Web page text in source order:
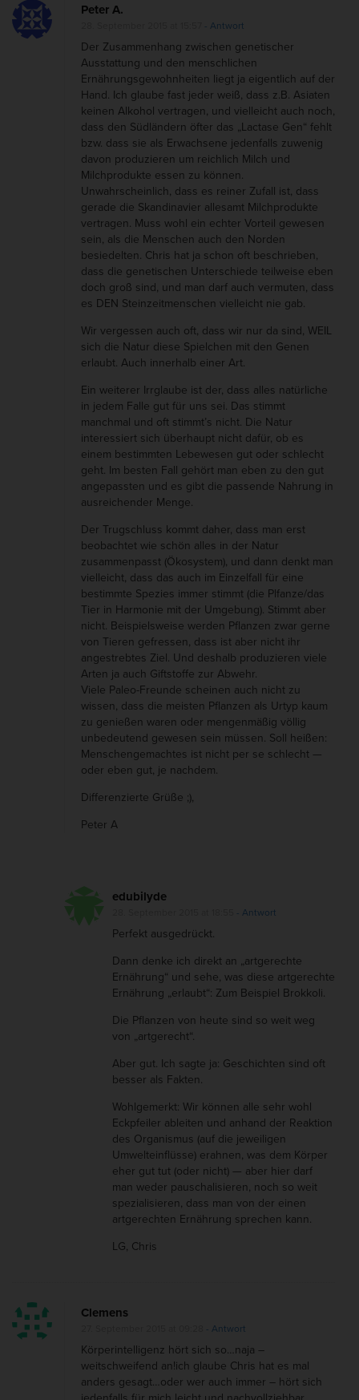
t
m
m
e
r
n
o
c
h
e
i
n
u
t
e
s
B
e
i
s
e
l
f
ü
r
u
n
s
Peter A.
- Antwort
Der Zusammenhang zwischen genetischer
Ausstattung und den menschlichen
Ernährungsgewohnheiten liegt ja eigentlich auf der
Hand. Ich glaube fast jeder weiß, dass z.B. Asiaten
keinen Alkohol vertragen, und vielleicht auch noch,
dass den Südländern öfter das „Lactase Gen“ fehlt
bzw. dass sie als Erwachsene jedenfalls zuwenig
davon produzieren um reichlich Milch und
Milchprodukte essen zu können.
Unwahrscheinlich, dass es reiner Zufall ist, dass
gerade die Skandinavier allesamt Milchprodukte
vertragen. Muss wohl ein echter Vorteil gewesen
sein, als die Menschen auch den Norden
besiedelten. Chris hat ja schon oft beschrieben,
dass die genetischen Unterschiede teilweise eben
doch groß sind, und man darf auch vermuten, dass
es DEN Steinzeitmenschen vielleicht nie gab.
Wir vergessen auch oft, dass wir nur da sind, WEIL
sich die Natur diese Spielchen mit den Genen
erlaubt. Auch innerhalb einer Art.
Ein weiterer Irrglaube ist der, dass alles natürliche
in jedem Falle gut für uns sei. Das stimmt
manchmal und oft stimmt’s nicht. Die Natur
interessiert sich überhaupt nicht dafür, ob es
einem bestimmten Lebewesen gut oder schlecht
geht. Im besten Fall gehört man eben zu den gut
angepassten und es gibt die passende Nahrung in
ausreichender Menge.
Der Trugschluss kommt daher, dass man erst
beobachtet wie schön alles in der Natur
zusammenpasst (Ökosystem), und dann denkt man
vielleicht, dass das auch im Einzelfall für eine
bestimmte Spezies immer stimmt (die Plfanze/das
Tier in Harmonie mit der Umgebung). Stimmt aber
nicht. Beispielsweise werden Pflanzen zwar gerne
von Tieren gefressen, dass ist aber nicht ihr
angestrebtes Ziel. Und deshalb produzieren viele
Arten ja auch Giftstoffe zur Abwehr.
Viele Paleo-Freunde scheinen auch nicht zu
wissen, dass die meisten Pflanzen als Urtyp kaum
zu genießen waren oder mengenmäßig völlig
unbedeutend gewesen sein müssen. Soll heißen:
Menschengemachtes ist nicht per se schlecht —
oder eben gut, je nachdem.
Differenzierte Grüße ;),
Peter A
edubilyde
- Antwort
Perfekt ausgedrückt.
Dann denke ich direkt an „artgerechte
Ernährung“ und sehe, was diese artgerechte
Ernährung „erlaubt“: Zum Beispiel Brokkoli.
Die Pflanzen von heute sind so weit weg
von „artgerecht“.
Aber gut. Ich sagte ja: Geschichten sind oft
besser als Fakten.
Wohlgemerkt: Wir können alle sehr wohl
Eckpfeiler ableiten und anhand der Reaktion
des Organismus (auf die jeweiligen
Umwelteinflüsse) erahnen, was dem Körper
eher gut tut (oder nicht) — aber hier darf
man weder pauschalisieren, noch so weit
spezialisieren, dass man von der einen
artgerechten Ernährung sprechen kann.
LG, Chris
Clemens
- Antwort
Körperintelligenz hört sich so…naja –
weitschweifend an!ich glaube Chris hat es mal
anders gesagt…oder wer auch immer – hört sich